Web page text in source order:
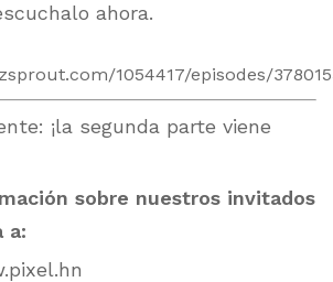
ahora.
1054417/episodes/
¡la segunda parte viene
sobre nuestros invitados
a: